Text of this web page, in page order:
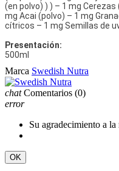
(en polvo) ) ) – 1 mg
mg Acai (polvo) – 1 mg
cítricos – 1 mg Semillas de
Presentación:
500ml
Marca Swedish Nutra
chat Comentarios (0)
error
Su agradecimiento a
OK